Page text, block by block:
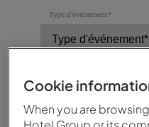
Type d'événement*
Nombre de participants*
Cookie
When you are